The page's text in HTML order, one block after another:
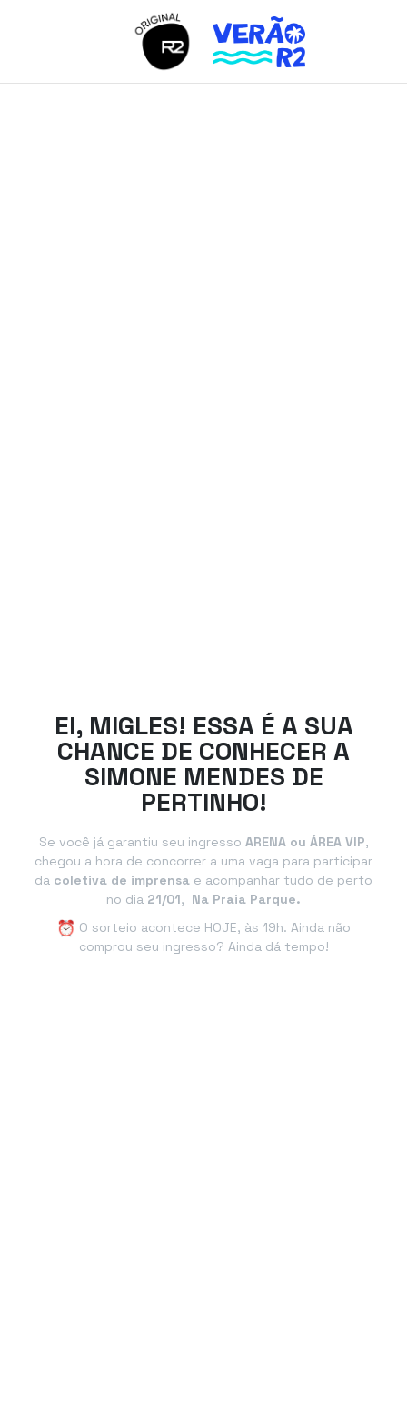
EI, MIGLES! ESSA É A SUA
CHANCE DE CONHECER A
SIMONE MENDES DE
PERTINHO!
Se você já garantiu seu ingresso ARENA ou ÁREA VIP,
chegou a hora de concorrer a uma vaga para participar
da coletiva de imprensa e acompanhar tudo de perto
no dia 21/01, Na Praia Parque.
O sorteio acontece HOJE, às 19h. Ainda não
comprou seu ingresso? Ainda dá tempo!